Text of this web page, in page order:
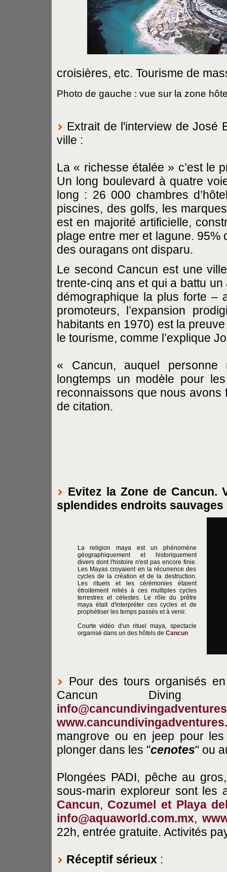
croisières, etc. Tourisme de
Photo de gauche : vue sur la zone
Extrait de l'interview de José
ville :
La « richesse étalée » c’est le
Un long boulevard à quatre
long : 26 000 chambres
piscines, des golfs, les
est en majorité artificielle,
plage entre mer et lagune.
des ouragans ont disparu.
Le second Cancun est une
trente-cinq ans et qui a battu
démographique la plus forte –
promoteurs, l’expansion
habitants en 1970) est la
le tourisme, comme l’explique
« Cancun, auquel
longtemps un modèle pour
reconnaissons que nous avons
de citation.
Evitez la Zone de Cancun.
splendides endroits
La religion maya est un phénomène
géographiquement et historiquement
divers dont l'histoire n'est pas encore finie.
Les Mayas croyaient en la récurrence des
cycles de la création et de la destruction.
Les rituels et les cérémonies étaient
étroitement reliés à ces multiples cycles
terrestres et célestes. Le rôle du prêtre
maya était d'interpréter ces cycles et de
prophétiser les temps passés et à venir.
Courte vidéo d'un rituel maya, spectacle
organisé dans un des hôtels de Cancun
Pour des tours organisés
Cancun Diving
mangrove ou en jeep pour
plonger dans les "cenotes" ou
Plongées PADI, pêche au
sous-marin exploreur sont les
Cancun, Cozumel et Playa
info@aquaworld.com.mx,
22h, entrée gratuite. Activités
Réceptif sérieux :